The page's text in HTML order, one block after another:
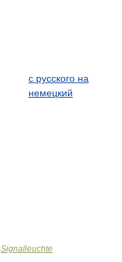
с русского на
немецкий
Signalleuchte